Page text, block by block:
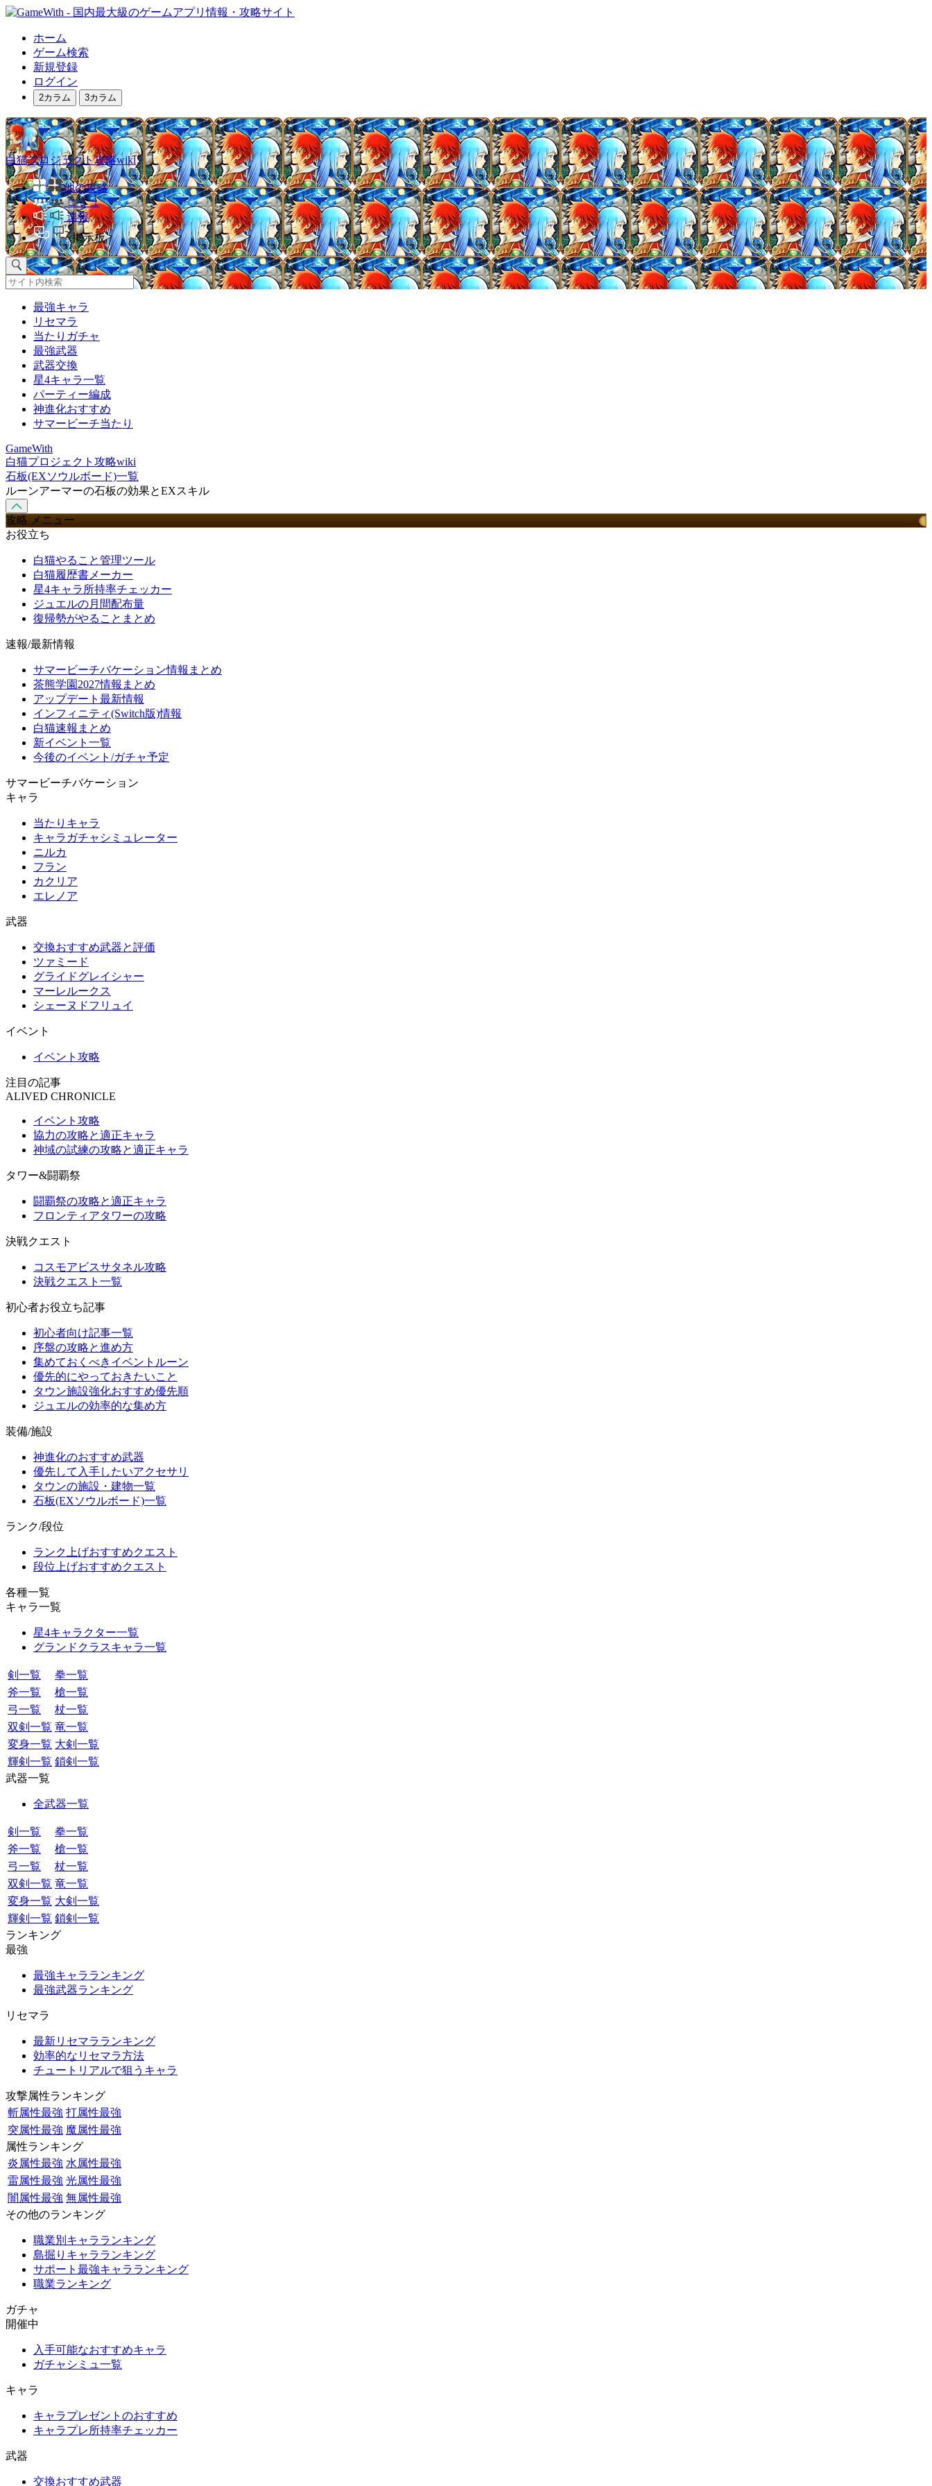
ホーム
ゲーム検索
新規登録
ログイン
2カラム 3カラム
白猫プロジェクト攻略wiki
他の攻略
コミュ
速報
掲示板
最強キャラ
リセマラ
当たりガチャ
最強武器
武器交換
星4キャラ一覧
パーティー編成
神進化おすすめ
サマービーチ当たり
GameWith
白猫プロジェクト攻略wiki
石板(EXソウルボード)一覧
ルーンアーマーの石板の効果とEXスキル
攻略 メニュー
お役立ち
白猫やること管理ツール
白猫履歴書メーカー
星4キャラ所持率チェッカー
ジュエルの月間配布量
復帰勢がやることまとめ
速報/最新情報
サマービーチバケーション情報まとめ
茶熊学園2027情報まとめ
アップデート最新情報
インフィニティ(Switch版)情報
白猫速報まとめ
新イベント一覧
今後のイベント/ガチャ予定
サマービーチバケーション
キャラ
当たりキャラ
キャラガチャシミュレーター
ニルカ
フラン
カクリア
エレノア
武器
交換おすすめ武器と評価
ツァミード
グライドグレイシャー
マーレルークス
シェーヌドフリュイ
イベント
イベント攻略
注目の記事
ALIVED CHRONICLE
イベント攻略
協力の攻略と適正キャラ
神域の試練の攻略と適正キャラ
タワー&闘覇祭
闘覇祭の攻略と適正キャラ
フロンティアタワーの攻略
決戦クエスト
コスモアビスサタネル攻略
決戦クエスト一覧
初心者お役立ち記事
初心者向け記事一覧
序盤の攻略と進め方
集めておくべきイベントルーン
優先的にやっておきたいこと
タウン施設強化おすすめ優先順
ジュエルの効率的な集め方
装備/施設
神進化のおすすめ武器
優先して入手したいアクセサリ
タウンの施設・建物一覧
石板(EXソウルボード)一覧
ランク/段位
ランク上げおすすめクエスト
段位上げおすすめクエスト
各種一覧
キャラ一覧
星4キャラクター一覧
グランドクラスキャラ一覧
剣一覧
拳一覧
斧一覧
槍一覧
弓一覧
杖一覧
双剣一覧 竜一覧
変身一覧 大剣一覧
輝剣一覧 鎖剣一覧
武器一覧
全武器一覧
剣一覧
拳一覧
斧一覧
槍一覧
弓一覧
杖一覧
双剣一覧 竜一覧
変身一覧 大剣一覧
輝剣一覧 鎖剣一覧
ランキング
最強
最強キャラランキング
最強武器ランキング
リセマラ
最新リセマラランキング
効率的なリセマラ方法
チュートリアルで狙うキャラ
攻撃属性ランキング
斬属性最強 打属性最強
突属性最強 魔属性最強
属性ランキング
炎属性最強 水属性最強
雷属性最強 光属性最強
闇属性最強 無属性最強
その他のランキング
職業別キャラランキング
島掘りキャラランキング
サポート最強キャラランキング
職業ランキング
ガチャ
開催中
入手可能なおすすめキャラ
ガチャシミュ一覧
キャラ
キャラプレゼントのおすすめ
キャラプレ所持率チェッカー
武器
交換おすすめ武器